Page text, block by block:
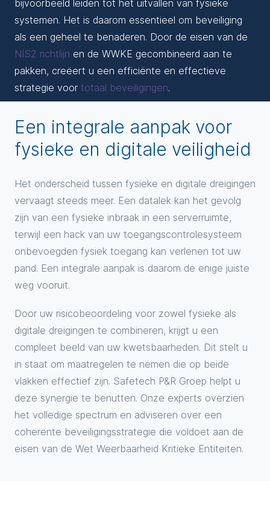
bijvoorbeeld leiden tot het uitvallen van fysieke
systemen. Het is daarom essentieel om beveiliging
als een geheel te benaderen. Door de eisen van de
NIS2 richtlijn en de WWKE gecombineerd aan te
pakken, creëert u een efficiënte en effectieve
strategie voor totaal beveiligingen.
Een integrale aanpak voor
fysieke en digitale veiligheid
Het onderscheid tussen fysieke en digitale dreigingen
vervaagt steeds meer. Een datalek kan het gevolg
zijn van een fysieke inbraak in een serverruimte,
terwijl een hack van uw toegangscontrolesysteem
onbevoegden fysiek toegang kan verlenen tot uw
pand. Een integrale aanpak is daarom de enige juiste
weg vooruit.
Door uw risicobeoordeling voor zowel fysieke als
digitale dreigingen te combineren, krijgt u een
compleet beeld van uw kwetsbaarheden. Dit stelt u
in staat om maatregelen te nemen die op beide
vlakken effectief zijn. Safetech P&R Groep helpt u
deze synergie te benutten. Onze experts overzien
het volledige spectrum en adviseren over een
coherente beveiligingsstrategie die voldoet aan de
eisen van de Wet Weerbaarheid Kritieke Entiteiten.